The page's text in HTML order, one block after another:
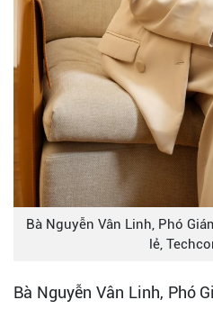
Bà Nguyễn Vân Linh, Phó
lẻ,
Bà Nguyễn Vân Linh, Phó